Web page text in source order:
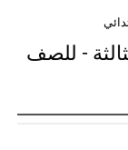
الوحدة الثالثة - للصف